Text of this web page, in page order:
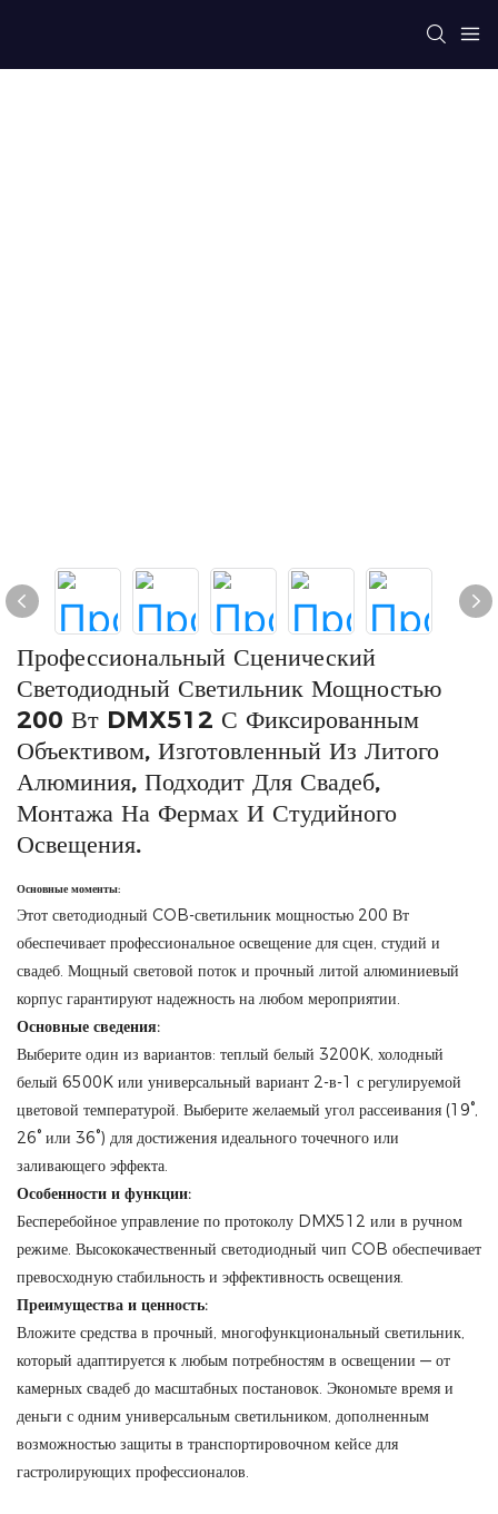
Профессиональный Сценический
Светодиодный Светильник Мощностью
200 Вт DMX512 С Фиксированным
Объективом, Изготовленный Из Литого
Алюминия, Подходит Для Свадеб,
Монтажа На Фермах И Студийного
Освещения.
Основные моменты:
Этот светодиодный COB-светильник мощностью 200 Вт
обеспечивает профессиональное освещение для сцен, студий и
свадеб. Мощный световой поток и прочный литой алюминиевый
корпус гарантируют надежность на любом мероприятии.
Основные сведения:
Выберите один из вариантов: теплый белый 3200K, холодный
белый 6500K или универсальный вариант 2-в-1 с регулируемой
цветовой температурой. Выберите желаемый угол рассеивания (19°,
26° или 36°) для достижения идеального точечного или
заливающего эффекта.
Особенности и функции:
Бесперебойное управление по протоколу DMX512 или в ручном
режиме. Высококачественный светодиодный чип COB обеспечивает
превосходную стабильность и эффективность освещения.
Преимущества и ценность:
Вложите средства в прочный, многофункциональный светильник,
который адаптируется к любым потребностям в освещении — от
камерных свадеб до масштабных постановок. Экономьте время и
деньги с одним универсальным светильником, дополненным
возможностью защиты в транспортировочном кейсе для
гастролирующих профессионалов.